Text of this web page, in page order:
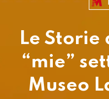
Le Storie
“mie”
Museo